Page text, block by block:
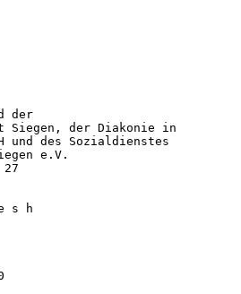
der
Siegen, der Diakonie in
und des Sozialdienstes
e.V.
s h